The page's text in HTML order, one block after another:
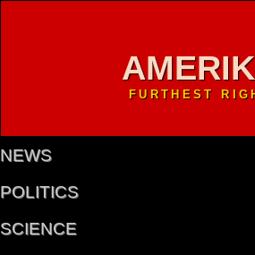
FURTHEST
NEWS
POLITICS
SCIENCE